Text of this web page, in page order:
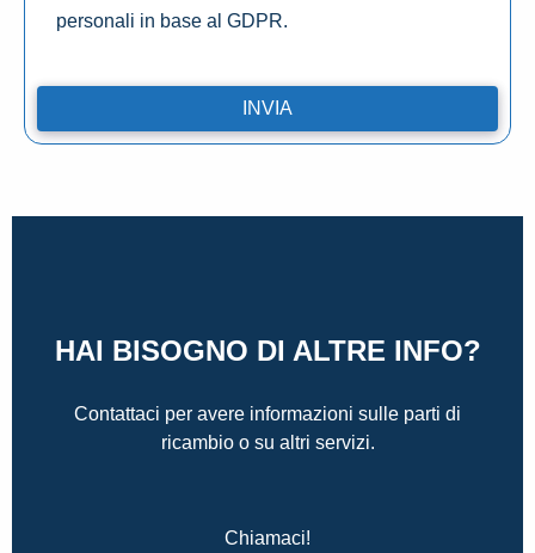
personali in base al GDPR.
HAI BISOGNO DI ALTRE INFO?
Contattaci per avere informazioni sulle parti di
ricambio o su altri servizi.
Chiamaci!